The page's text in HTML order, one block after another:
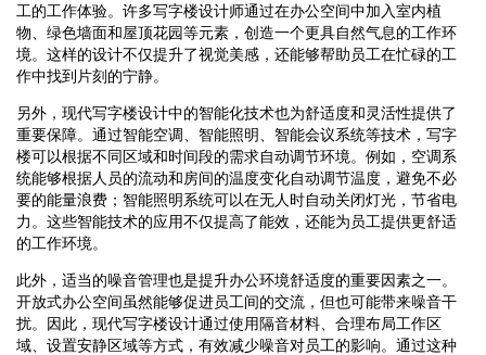
工的工作体验。许多写字楼设计师通过在办公空间中加入室内植
物、绿色墙面和屋顶花园等元素，创造一个更具自然气息的工作环
境。这样的设计不仅提升了视觉美感，还能够帮助员工在忙碌的工
作中找到片刻的宁静。
另外，现代写字楼设计中的智能化技术也为舒适度和灵活性提供了
重要保障。通过智能空调、智能照明、智能会议系统等技术，写字
楼可以根据不同区域和时间段的需求自动调节环境。例如，空调系
统能够根据人员的流动和房间的温度变化自动调节温度，避免不必
要的能量浪费；智能照明系统可以在无人时自动关闭灯光，节省电
力。这些智能技术的应用不仅提高了能效，还能为员工提供更舒适
的工作环境。
此外，适当的噪音管理也是提升办公环境舒适度的重要因素之一。
开放式办公空间虽然能够促进员工间的交流，但也可能带来噪音干
扰。因此，现代写字楼设计通过使用隔音材料、合理布局工作区
域、设置安静区域等方式，有效减少噪音对员工的影响。通过这种